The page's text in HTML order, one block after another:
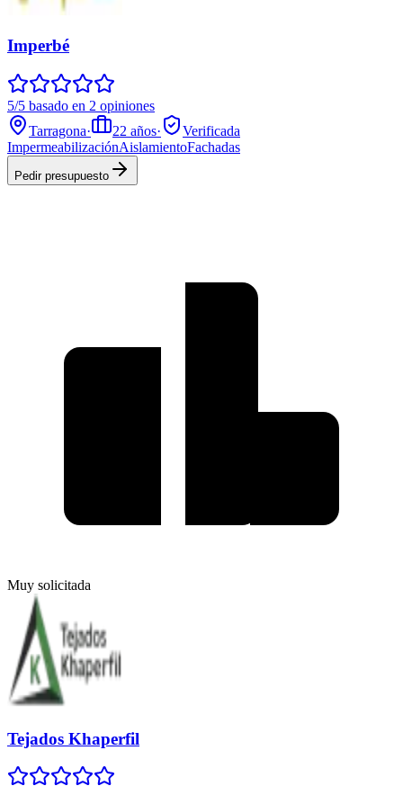
Imperbé
5/5 basado en 2 opiniones
Tarragona· 22 años·
Verificada
ImpermeabilizaciónAislamientoFachadas
Pedir presupuesto
Muy solicitada
Tejados Khaperfil